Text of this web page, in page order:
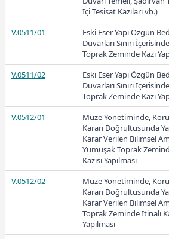
Ücretli
Ücretli
İçi Tesisat Kazıları vb.)
V.0511/01
Eski Eser Yapı Özgün
Duvarları Sınırı
Toprak Zeminde Kazı
V.0511/02
Eski Eser Yapı Özgün
Duvarları Sınırı
Toprak Zeminde Kazı
V.0512/01
Müze Yönetiminde,
Kararı Doğrultusunda
Karar Verilen Bilimsel
Yumuşak Toprak
Kazısı Yapılması
V.0512/02
Müze Yönetiminde,
Kararı Doğrultusunda
Karar Verilen Bilimsel
Toprak Zeminde İtinalı
Yapılması